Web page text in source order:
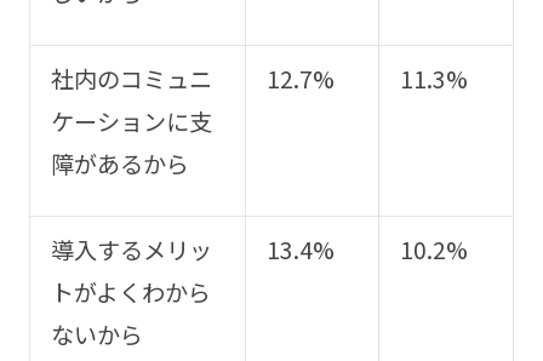
社内のコミュニ
ケーションに支
障があるから
12.7% 11.3%
導入するメリッ
トがよくわから
ないから
13.4% 10.2%